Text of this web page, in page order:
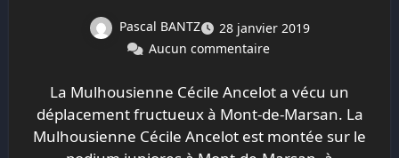
Pascal BANTZ
28 janvier 2019
Aucun commentaire
La Mulhousienne Cécile Ancelot a vécu un
déplacement fructueux à Mont-de-Marsan. La
Mulhousienne Cécile Ancelot est montée sur le